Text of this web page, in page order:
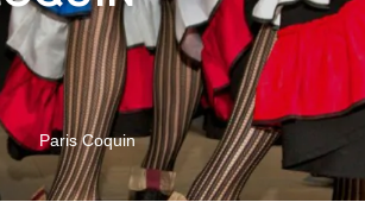
Paris Coquin